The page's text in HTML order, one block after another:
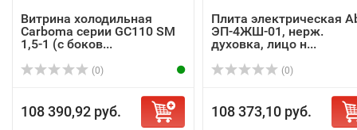
Витрина холодильная
Carboma серии GC110 SM
1,5-1 (с боков...
(0)
108 390,92 руб.
Плита электрическая
ЭП-4ЖШ-01, нерж.
духовка, лицо н...
(0)
108 373,10 руб.